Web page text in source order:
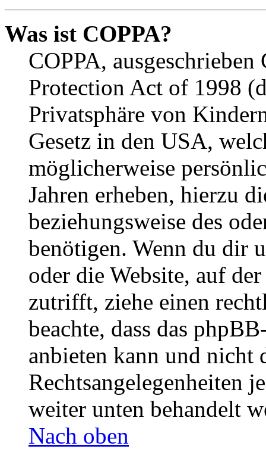
Was ist COPPA?
COPPA,
Protection Act of 1998
Privatsphäre von
Gesetz in den USA,
möglicherweise
Jahren erheben, hierzu
beziehungsweise des
benötigen. Wenn du dir
oder die Website, auf
zutrifft, ziehe einen
beachte, dass das
anbieten kann und nicht
Rechtsangelegenheiten
weiter unten behandelt
Nach oben